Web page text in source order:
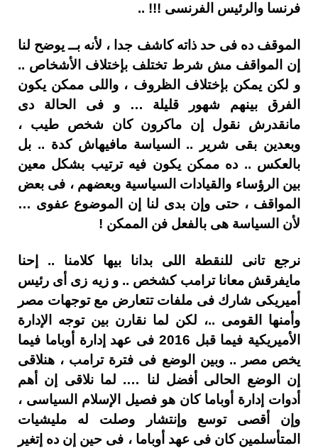
فرنسا والرئيس الفرنسى !!! ..
الموقف ده فى حد ذاته كاشف جدا ، لأنه بــ يوضح لنا
إن المواقف مش شرط تختلف بإختلاف الأشخاص ..
و لكن يمكن بإختلاف الظروف ، واللى ممكن يكون
الفرق بينهم شهور قليلة … و فى الحالة دى
مانقدرش نقول إن ماكرون كان شخص طيب ،
وبعدين بقى شرير .. السياسة مافيهاش كدة .. بل
بالعكس .. ده ممكن يكون فيه ترتيب بشكل معين
بين الرؤساء والقيادات السياسية وبعضهم ، فى بعض
المواقف ، حتى وإن بدى لنا إن الموضوع عفوى …
لأن السياسة هى بالفعل فن الممكن !
نرجع تانى للنقطة اللى بدانا بيها كلامنا .. إحنا
مايفرقش معانا ترامب كشخص .. و زيه زى أى رئيس
أميريكى شارك فى ملفات تتعارض مع توجهات مصر
وأمنها القومى ..، لكن لما نقارن بين توجه الإدارة
الأميريكية فيما قبل 2016 فى عهد إدارة أوباما فيما
يخص مصر .. وبين الوضع فى فترة ترامب ، هنلاقى
إن الوضع الحالى أفضل لنا …. لما نلاقى إن أهم
أدوات إدارة أوباما كان هو فصيل الإسلام السياسى ،
وإن أقصى توسع وإنتشار وصلت له مليشيات
المتأسلمين كان فى عهد أوباما ، فى حين إن ده إتغير